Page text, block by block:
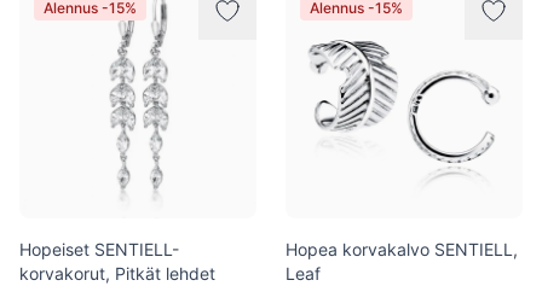
Alennus -15%
Hopeiset SENTIELL-
korvakorut, Pitkät lehdet
Alennus -15%
Hopea korvakalvo SENTIELL,
Leaf